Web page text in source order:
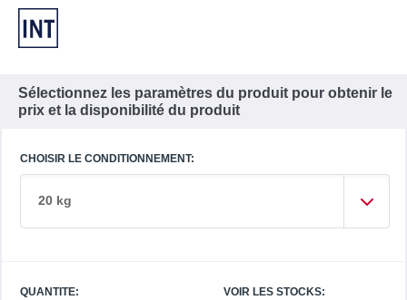
Sélectionnez les paramètres du produit pour obtenir le
prix et la disponibilité du produit
CHOISIR LE CONDITIONNEMENT:
20 kg
QUANTITE: VOIR LES STOCKS: